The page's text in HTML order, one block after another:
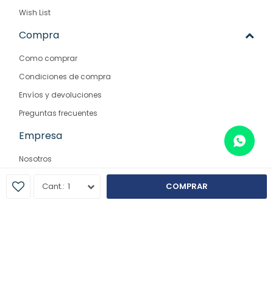
1 COMPRAR
Wish List
Compra
Como comprar
Condiciones de compra
Envíos y devoluciones
Preguntas frecuentes
Empresa
Nosotros